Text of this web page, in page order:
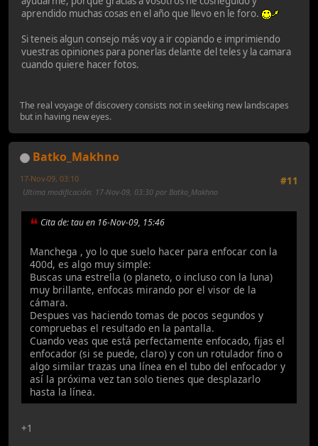
aprendido muchas cosas en el año que llevo en le foro.
Si teneis algun consejo más voy a ir copiando e imprimiendo
vuestras opiniones para ponerlas delante del teles y la camara
cuando quiere hacer fotos.
The real voyage of discovery consists not in seeking new landscapes
but in having new eyes.
Batko_Makhno
#11
17-Nov-09, 03:10
Ultima modificación: 17-Nov-09, 03:30 por Batko_Makhno
Cita de: tau en 16-Nov-09, 15:46
Manchega , yo lo que suelo hacer para enfocar con la
400d, es algo muy simple:
Buscas una estrella (o planeto, o incluso con la luna)
muy brillante, enfocas mirando por el visor de la
cámara.
Despues vas haciendo tomas de pocos segundos y
compruebas el resultado en la pantalla.
Cuando veas que está perfectamente enfocado, fijas el
enfocador (si se puede, claro) y con un rotulador fino o
algo similar trazas una línea en el tubo del enfocador y
así la próxima vez tan solo tienes que desplazarlo
hasta la línea.
+1